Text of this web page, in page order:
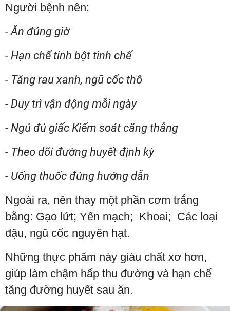
Người bệnh nên:
- Ăn đúng giờ
- Hạn chế tinh bột tinh chế
- Tăng rau xanh, ngũ cốc thô
- Duy trì vận động mỗi ngày
- Ngủ đủ giấc Kiểm soát căng thẳng
- Theo dõi đường huyết định kỳ
- Uống thuốc đúng hướng dẫn
Ngoài ra, nên thay một phần cơm trắng
bằng: Gạo lứt; Yến mạch; Khoai; Các loại
đậu, ngũ cốc nguyên hạt.
Những thực phẩm này giàu chất xơ hơn,
giúp làm chậm hấp thu đường và hạn chế
tăng đường huyết sau ăn.